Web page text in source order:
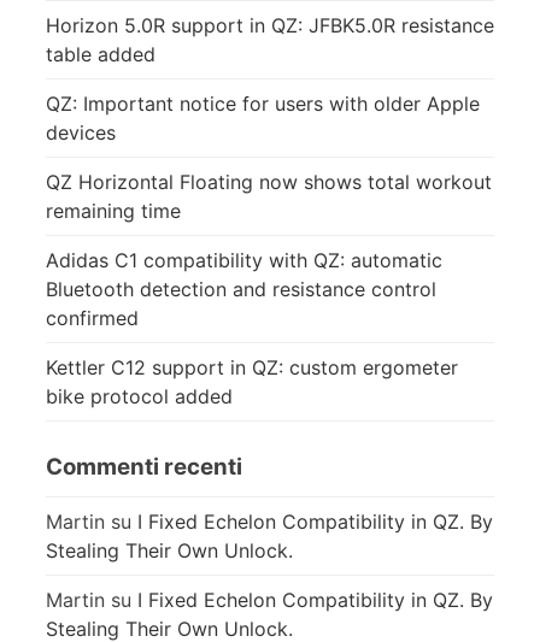
Horizon 5.0R support in QZ: JFBK5.0R resistance
table added
QZ: Important notice for users with older Apple
devices
QZ Horizontal Floating now shows total workout
remaining time
Adidas C1 compatibility with QZ: automatic
Bluetooth detection and resistance control
confirmed
Kettler C12 support in QZ: custom ergometer
bike protocol added
Commenti recenti
Martin su I Fixed Echelon Compatibility in QZ. By
Stealing Their Own Unlock.
Martin su I Fixed Echelon Compatibility in QZ. By
Stealing Their Own Unlock.